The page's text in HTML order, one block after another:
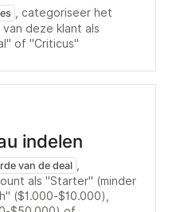
, categoriseer het
deze klant als
of "Criticus"
indelen
van de deal
als "Starter" (minder
($1.000-$10.000),